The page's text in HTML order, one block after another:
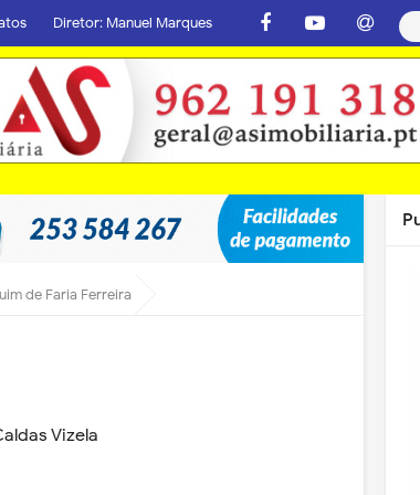
Diretor: Manuel Marques
de Faria Ferreira
Vizela